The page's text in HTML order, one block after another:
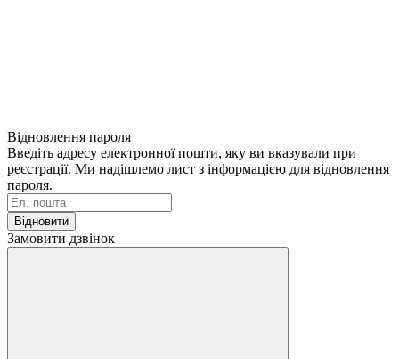
Відновлення пароля
Введіть адресу електронної пошти, яку ви вказували при
реєстрації. Ми надішлемо лист з інформацією для відновлення
пароля.
Відновити
Замовити дзвінок